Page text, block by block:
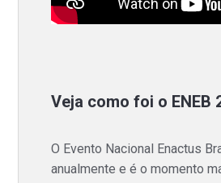
Veja como foi o ENEB
O Evento Nacional Enactus
anualmente e é o momento